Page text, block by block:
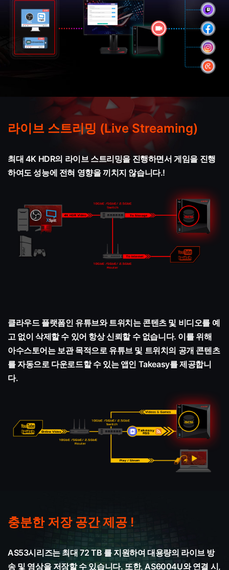
라이브 스트리밍 (Live Streaming)
최대 4K HDR의 라이브 스트리밍을 진행하면서 게임을 진행
하여도 성능에 전혀 영향을 끼치지 않습니다.!
클라우드 플랫폼인 유튜브와 트위치는 콘텐츠 및 비디오를 예
고 없이 삭제할 수 있어 항상 신뢰할 수 없습니다. 이를 위해
아수스토어는 보관 목적으로 유튜브 및 트위치의 공개 콘텐츠
를 자동으로 다운로드할 수 있는 앱인 Takeasy를 제공합니
다.
충분한 저장 공간 제공 !
AS53시리즈는 최대 72 TB 를 지원하여 대용량의 라이브 방
송 및 영상을 저장할 수 있습니다. 또한, AS6004U와 연결 시,